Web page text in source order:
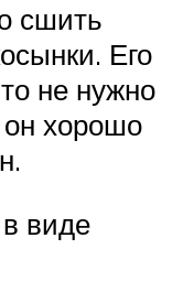
сшить
Его
не нужно
он хорошо
виде